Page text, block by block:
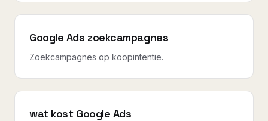
Google Ads zoekcampagnes
Zoekcampagnes op koopintentie.
wat kost Google Ads